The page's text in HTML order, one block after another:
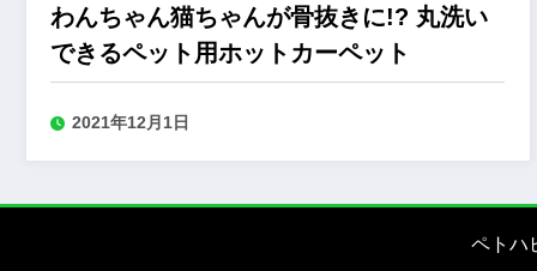
わんちゃん猫ちゃんが骨抜きに!? 丸洗い
できるペット用ホットカーペット
2021年12月1日
ペトハ